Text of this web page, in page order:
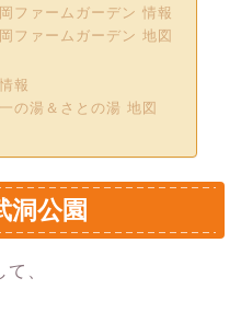
ファームガーデン 情報
ファームガーデン 地図
報
の湯＆さとの湯 地図
洞公園
、